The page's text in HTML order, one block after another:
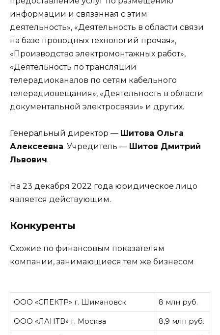
информации и связанная с этим
деятельность», «Деятельность в области связи
на базе проводных технологий прочая»,
«Производство электромонтажных работ»,
«Деятельность по трансляции
телерадиоканалов по сетям кабельного
телерадиовещания», «Деятельность в области
документальной электросвязи» и других.
Генеральный директор — Шитова Ольга
Алексеевна. Учредитель — Шитов Дмитрий
Львович.
На 23 декабря 2022 года юридическое лицо
является действующим.
Конкуренты
Схожие по финансовым показателям
компании, занимающиеся тем же бизнесом
ООО «СПЕКТР» г. Шимановск 8 млн руб.
ООО «ЛАНТВ» г. Москва 8,9 млн руб.